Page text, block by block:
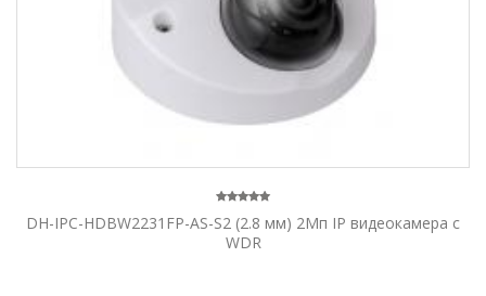
DH-IPC-HDBW2231FP-AS-S2 (2.8 мм) 2Mп IP видеокамера c
WDR